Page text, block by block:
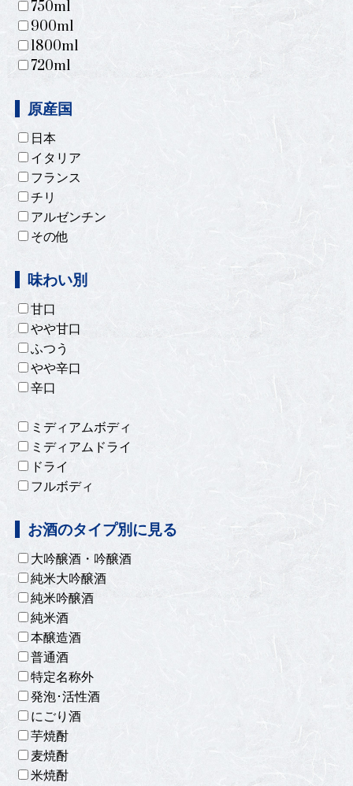
750ml
900ml
1800ml
720ml
原産国
日本
イタリア
フランス
チリ
アルゼンチン
その他
味わい別
甘口
やや甘口
ふつう
やや辛口
辛口
ミディアムボディ
ミディアムドライ
ドライ
フルボディ
お酒のタイプ別に見る
大吟醸酒・吟醸酒
純米大吟醸酒
純米吟醸酒
純米酒
本醸造酒
普通酒
特定名称外
発泡･活性酒
にごり酒
芋焼酎
麦焼酎
米焼酎